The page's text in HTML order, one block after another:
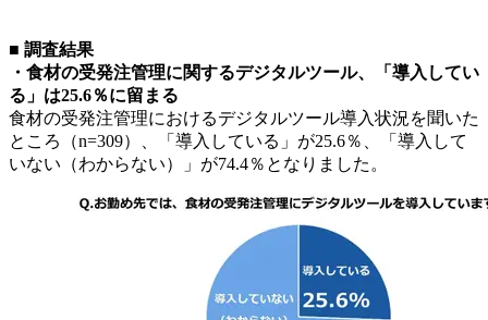
■ 調査結果
・食材の受発注管理に関するデジタルツール、「導入してい
る」は25.6％に留まる
食材の受発注管理におけるデジタルツール導入状況を聞いた
ところ（n=309）、「導入している」が25.6％、「導入して
いない（わからない）」が74.4％となりました。